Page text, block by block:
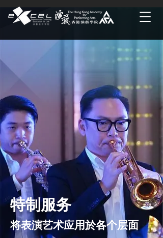
特制服务
​将表演艺术应用於各个层面